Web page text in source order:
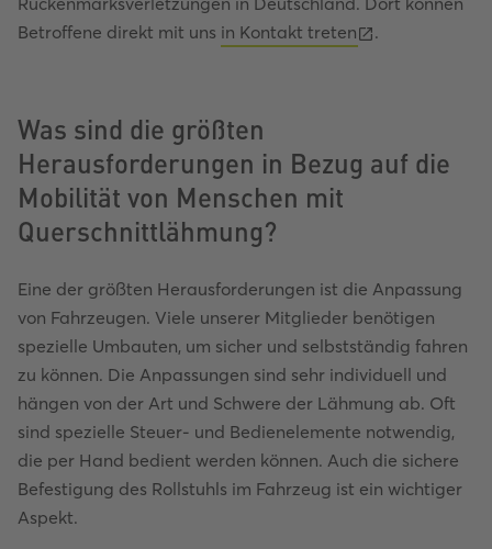
Betroffene direkt mit uns in Kontakt treten .
Was sind die größten
Herausforderungen in Bezug auf die
Mobilität von Menschen mit
Querschnittlähmung?
Eine der größten Herausforderungen ist die Anpassung
von Fahrzeugen. Viele unserer Mitglieder benötigen
spezielle Umbauten, um sicher und selbstständig fahren
zu können. Die Anpassungen sind sehr individuell und
hängen von der Art und Schwere der Lähmung ab. Oft
sind spezielle Steuer- und Bedienelemente notwendig,
die per Hand bedient werden können. Auch die sichere
Befestigung des Rollstuhls im Fahrzeug ist ein wichtiger
Aspekt.